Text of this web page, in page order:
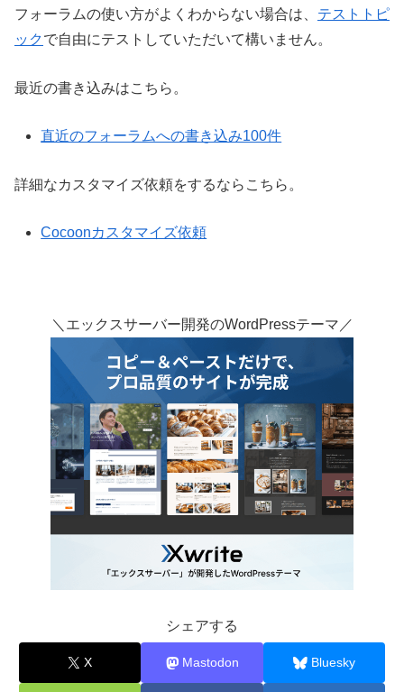
フォーラムの使い方がよくわからない場合は、 テストトピ
ックで自由にテストしていただいて構いません。
最近の書き込みはこちら。
直近のフォーラムへの書き込み100件
詳細なカスタマイズ依頼をするならこちら。
Cocoonカスタマイズ依頼
＼エックスサーバー開発のWordPressテーマ／
シェアする
X Mastodon Bluesky